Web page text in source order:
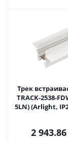
Трек
TRACK-2538-
5LN) (Arlight,
2 943.86